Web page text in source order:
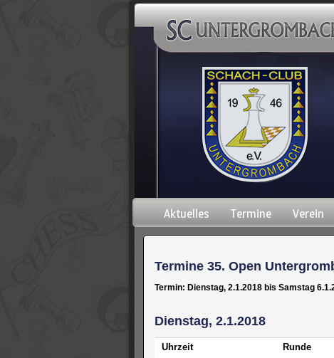
Navigation
überspringen
Aktuelles Termine Verein
Termine 35. Open
Termin: Dienstag, 2.1.2018 bis Samstag
Dienstag, 2.1.2018
Uhrzeit Runde